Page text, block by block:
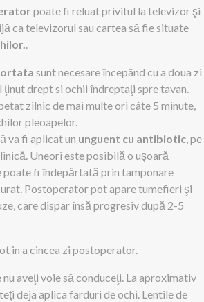
poate fi reluat privitul la televizor şi
ca televizorul sau cartea să fie situate
.
sunt necesare începând cu a doua zi
ţinut drept si ochii îndreptaţi spre tavan.
zilnic de mai multe ori câte 5 minute,
pleoapelor.
va fi aplicat un unguent cu antibiotic, pe
Uneori este posibilă o uşoară
poate fi îndepărtată prin tamponare
Postoperator pot apare tumefieri şi
care dispar însă progresiv după 2-5
in a cincea zi postoperator.
aveţi voie să conduceţi. La aproximativ
deja aplica farduri de ochi. Lentile de